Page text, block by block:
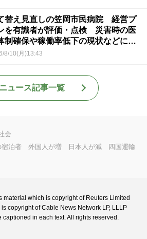
替え見直しの笠岡市民病院 経営プ
を有識者が評価・点検 災害時の医
制確保や稼働率低下の現状などに意
山
8/10(月)13:43
ニュース記事一覧
会
宿泊者 外国人が増 日本人が減 四国運輸
material which is copyright of Reuters Limited
copyright of Cable News Network LP, LLLP
captioned in each text. All rights reserved.